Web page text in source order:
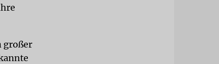
großer